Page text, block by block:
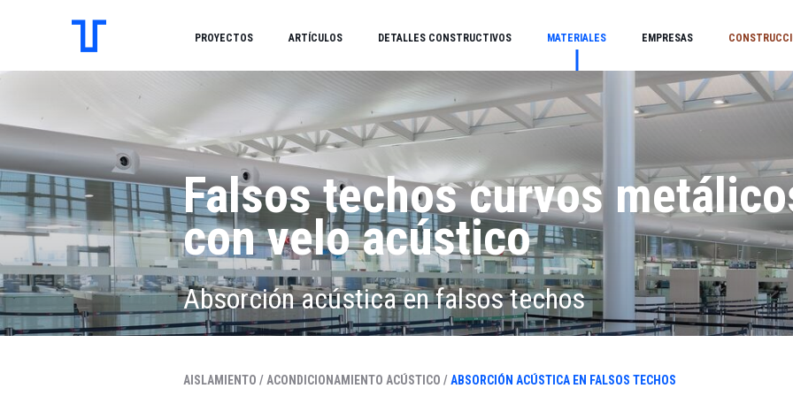
PROYECTOS ARTÍCULOS DETALLES CONSTRUCTIVOS MATERIALES EMPRESAS
Falsos techos curvos
con velo acústico
Absorción acústica en falsos techos
AISLAMIENTO / ACONDICIONAMIENTO ACÚSTICO /ABSORCIÓN ACÚSTICA EN FALSOS TECHOS